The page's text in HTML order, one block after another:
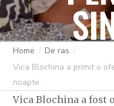
C OVIDIU 28
Home
De ras
Vica Blochina a primit o
noapte.
Vica Blochina a fost